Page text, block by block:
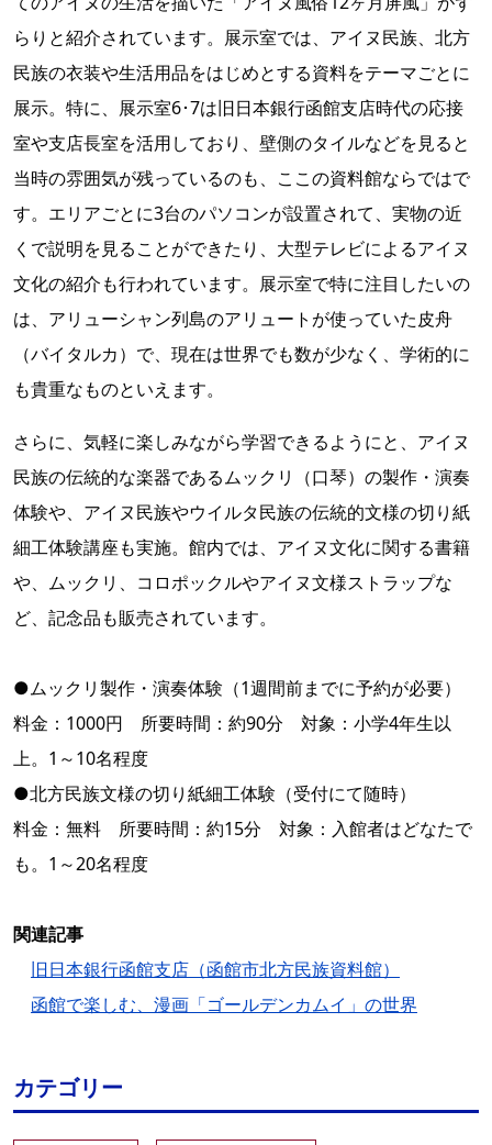
らりと紹介されています。展示室では、アイヌ民族、北方
民族の衣装や生活用品をはじめとする資料をテーマごとに
展示。特に、展示室6･7は旧日本銀行函館支店時代の応接
室や支店長室を活用しており、壁側のタイルなどを見ると
当時の雰囲気が残っているのも、ここの資料館ならではで
す。エリアごとに3台のパソコンが設置されて、実物の近
くで説明を見ることができたり、大型テレビによるアイヌ
文化の紹介も行われています。展示室で特に注目したいの
は、アリューシャン列島のアリュートが使っていた皮舟
（バイタルカ）で、現在は世界でも数が少なく、学術的に
も貴重なものといえます。
さらに、気軽に楽しみながら学習できるようにと、アイヌ
民族の伝統的な楽器であるムックリ（口琴）の製作・演奏
体験や、アイヌ民族やウイルタ民族の伝統的文様の切り紙
細工体験講座も実施。館内では、アイヌ文化に関する書籍
や、ムックリ、コロポックルやアイヌ文様ストラップな
ど、記念品も販売されています。
●ムックリ製作・演奏体験（1週間前までに予約が必要）
料金：1000円 所要時間：約90分 対象：小学4年生以
上。1～10名程度
●北方民族文様の切り紙細工体験（受付にて随時）
料金：無料 所要時間：約15分 対象：入館者はどなたで
も。1～20名程度
関連記事
旧日本銀行函館支店（函館市北方民族資料館）
函館で楽しむ、漫画「ゴールデンカムイ」の世界
カテゴリー